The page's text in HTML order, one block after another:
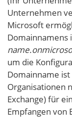
Unternehmen
Microsoft
Domainnamens
um die
Domainname
Organisationen
Exchange) für
Empfangen von